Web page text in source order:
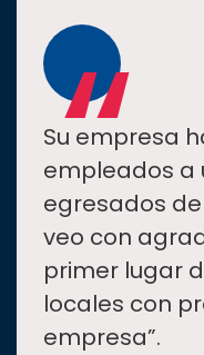
“
Su empresa
empleados a
egresados
veo con
primer lugar
locales con
empresa”.